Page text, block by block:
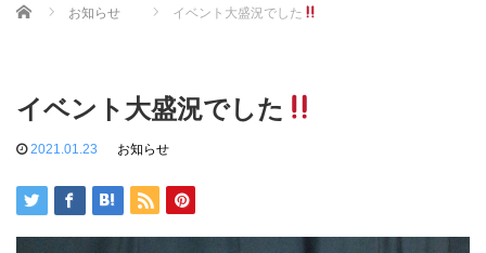
Home お知らせ イベント大盛況でした
イベント大盛況でした
2021.01.23 お知らせ